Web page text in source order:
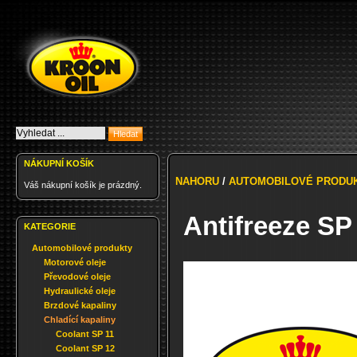
NÁKUPNÍ KOŠÍK
Váš nákupní košík je prázdný.
KATEGORIE
Automobilové produkty
Motorové oleje
Převodové oleje
Hydraulické oleje
Brzdové kapaliny
Chladící kapaliny
Coolant SP 11
Coolant SP 12
NAHORU / AUTOMOBILOVÉ
Antifreeze